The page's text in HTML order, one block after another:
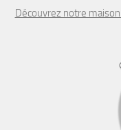
Découvrez notre